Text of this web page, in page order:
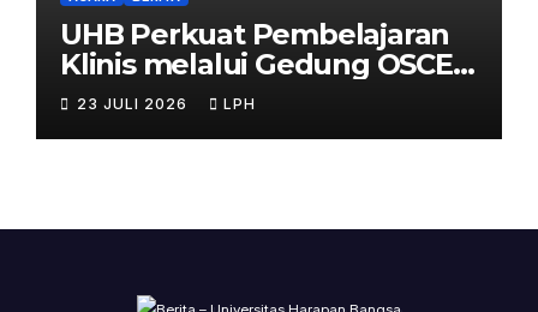
UHB Perkuat Pembelajaran
Klinis melalui Gedung OSCE
Terpadu
23 JULI 2026 LPH